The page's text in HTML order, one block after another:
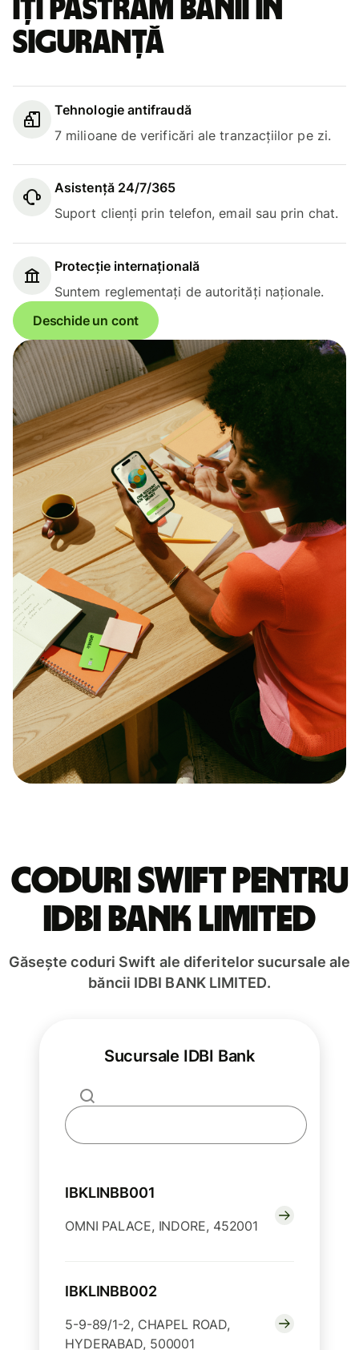
Îți păstrăm banii în
siguranță
Tehnologie antifraudă
7 milioane de verificări ale tranzacțiilor pe zi.
Asistență 24/7/365
Suport clienți prin telefon, email sau prin chat.
Protecție internațională
Suntem reglementați de autorități naționale.
Deschide un cont
Coduri Swift pentru
IDBI BANK LIMITED
Găsește coduri Swift ale diferitelor sucursale ale
băncii IDBI BANK LIMITED.
Sucursale IDBI Bank
IBKLINBB001
OMNI PALACE, INDORE, 452001
IBKLINBB002
5-9-89/1-2, CHAPEL ROAD,
HYDERABAD, 500001